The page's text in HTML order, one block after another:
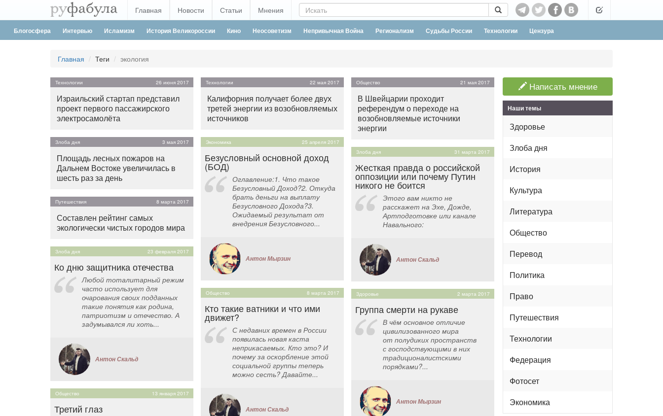
Главная Новости Статьи Мнения
Блогосфера Интервью Исламизм История Великороссии Кино Неосоветизм Непривычная Война Регионализм Судьбы России Технологии Цензура
Главная Теги экология
Технологии 26 июня 2017
Израильский стартап представил
проект первого пассажирского
электросамолёта
Злоба дня 3 мая 2017
Площадь лесных пожаров на
Дальнем Востоке увеличилась в
шесть раз за день
Путешествия 8 марта 2017
Составлен рейтинг самых
экологически чистых городов мира
Злоба дня 23 февраля 2017
Ко дню защитника отечества
Любой тоталитарный режим
часто использует для
очарования своих подданных
такие понятия как родина,
патриотизм и отечество. А
задумывался ли хоть...
Антон Скальд
Общество 13 января 2017
Третий глаз
Технологии 22 мая 2017
Калифорния получает более двух
третей энергии из возобновляемых
источников
Экономика 25 апреля 2017
Безусловный основной доход
(БОД)
Оглавление:1. Что такое
Безусловный Доход?2. Откуда
брать деньги на выплату
Безусловного Дохода?3.
Ожидаемый результат от
внедрения Безусловного...
Антон Мырзин
Общество 8 марта 2017
Кто такие ватники и что ими
движет?
С недавних времен в России
появилась новая каста
неприкасаемых. Кто это? И
почему за оскорбление этой
социальной группы теперь
можно сесть? Давайте...
Антон Скальд
Общество 21 мая 2017
В Швейцарии проходит
референдум о переходе на
возобновляемые источники
энергии
Злоба дня 31 марта 2017
Жесткая правда о российской
оппозиции или почему Путин
никого не боится
Этого вам никто не
расскажет на Эхе, Дожде,
Артподготовке или канале
Навального:
Антон Скальд
Здоровье 2 марта 2017
Группа смерти на рукаве
В чём основное отличие
цивилизованного мира
от полудиких пространств
с господствующими в них
традиционалистскими
порядками?...
Антон Мырзин
Написать мнение
Наши темы
Здоровье
Злоба дня
История
Культура
Литература
Общество
Перевод
Политика
Право
Путешествия
Технологии
Федерация
Фотосет
Экономика